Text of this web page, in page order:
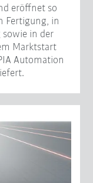
eröffnet so
Fertigung, in
sowie in der
Marktstart
Automation